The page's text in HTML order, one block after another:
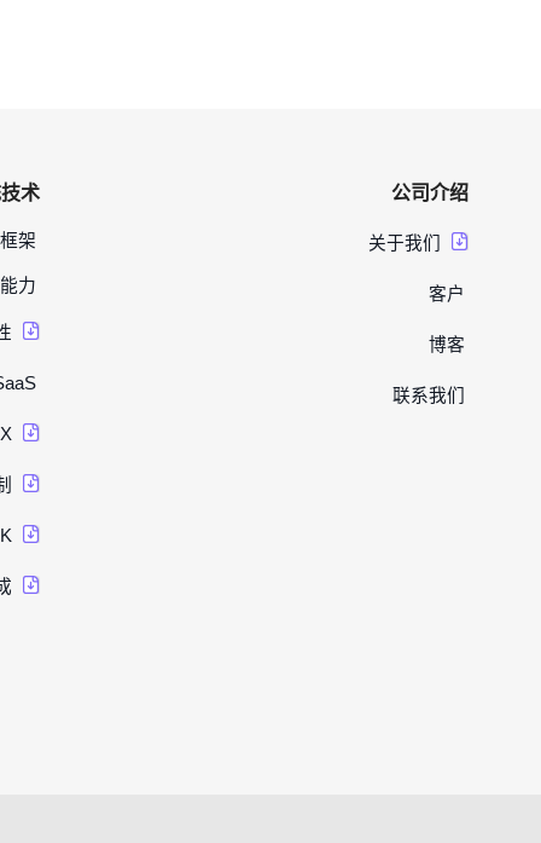
术
架
力
公司介绍
关于我们
客户
博客
联系我们